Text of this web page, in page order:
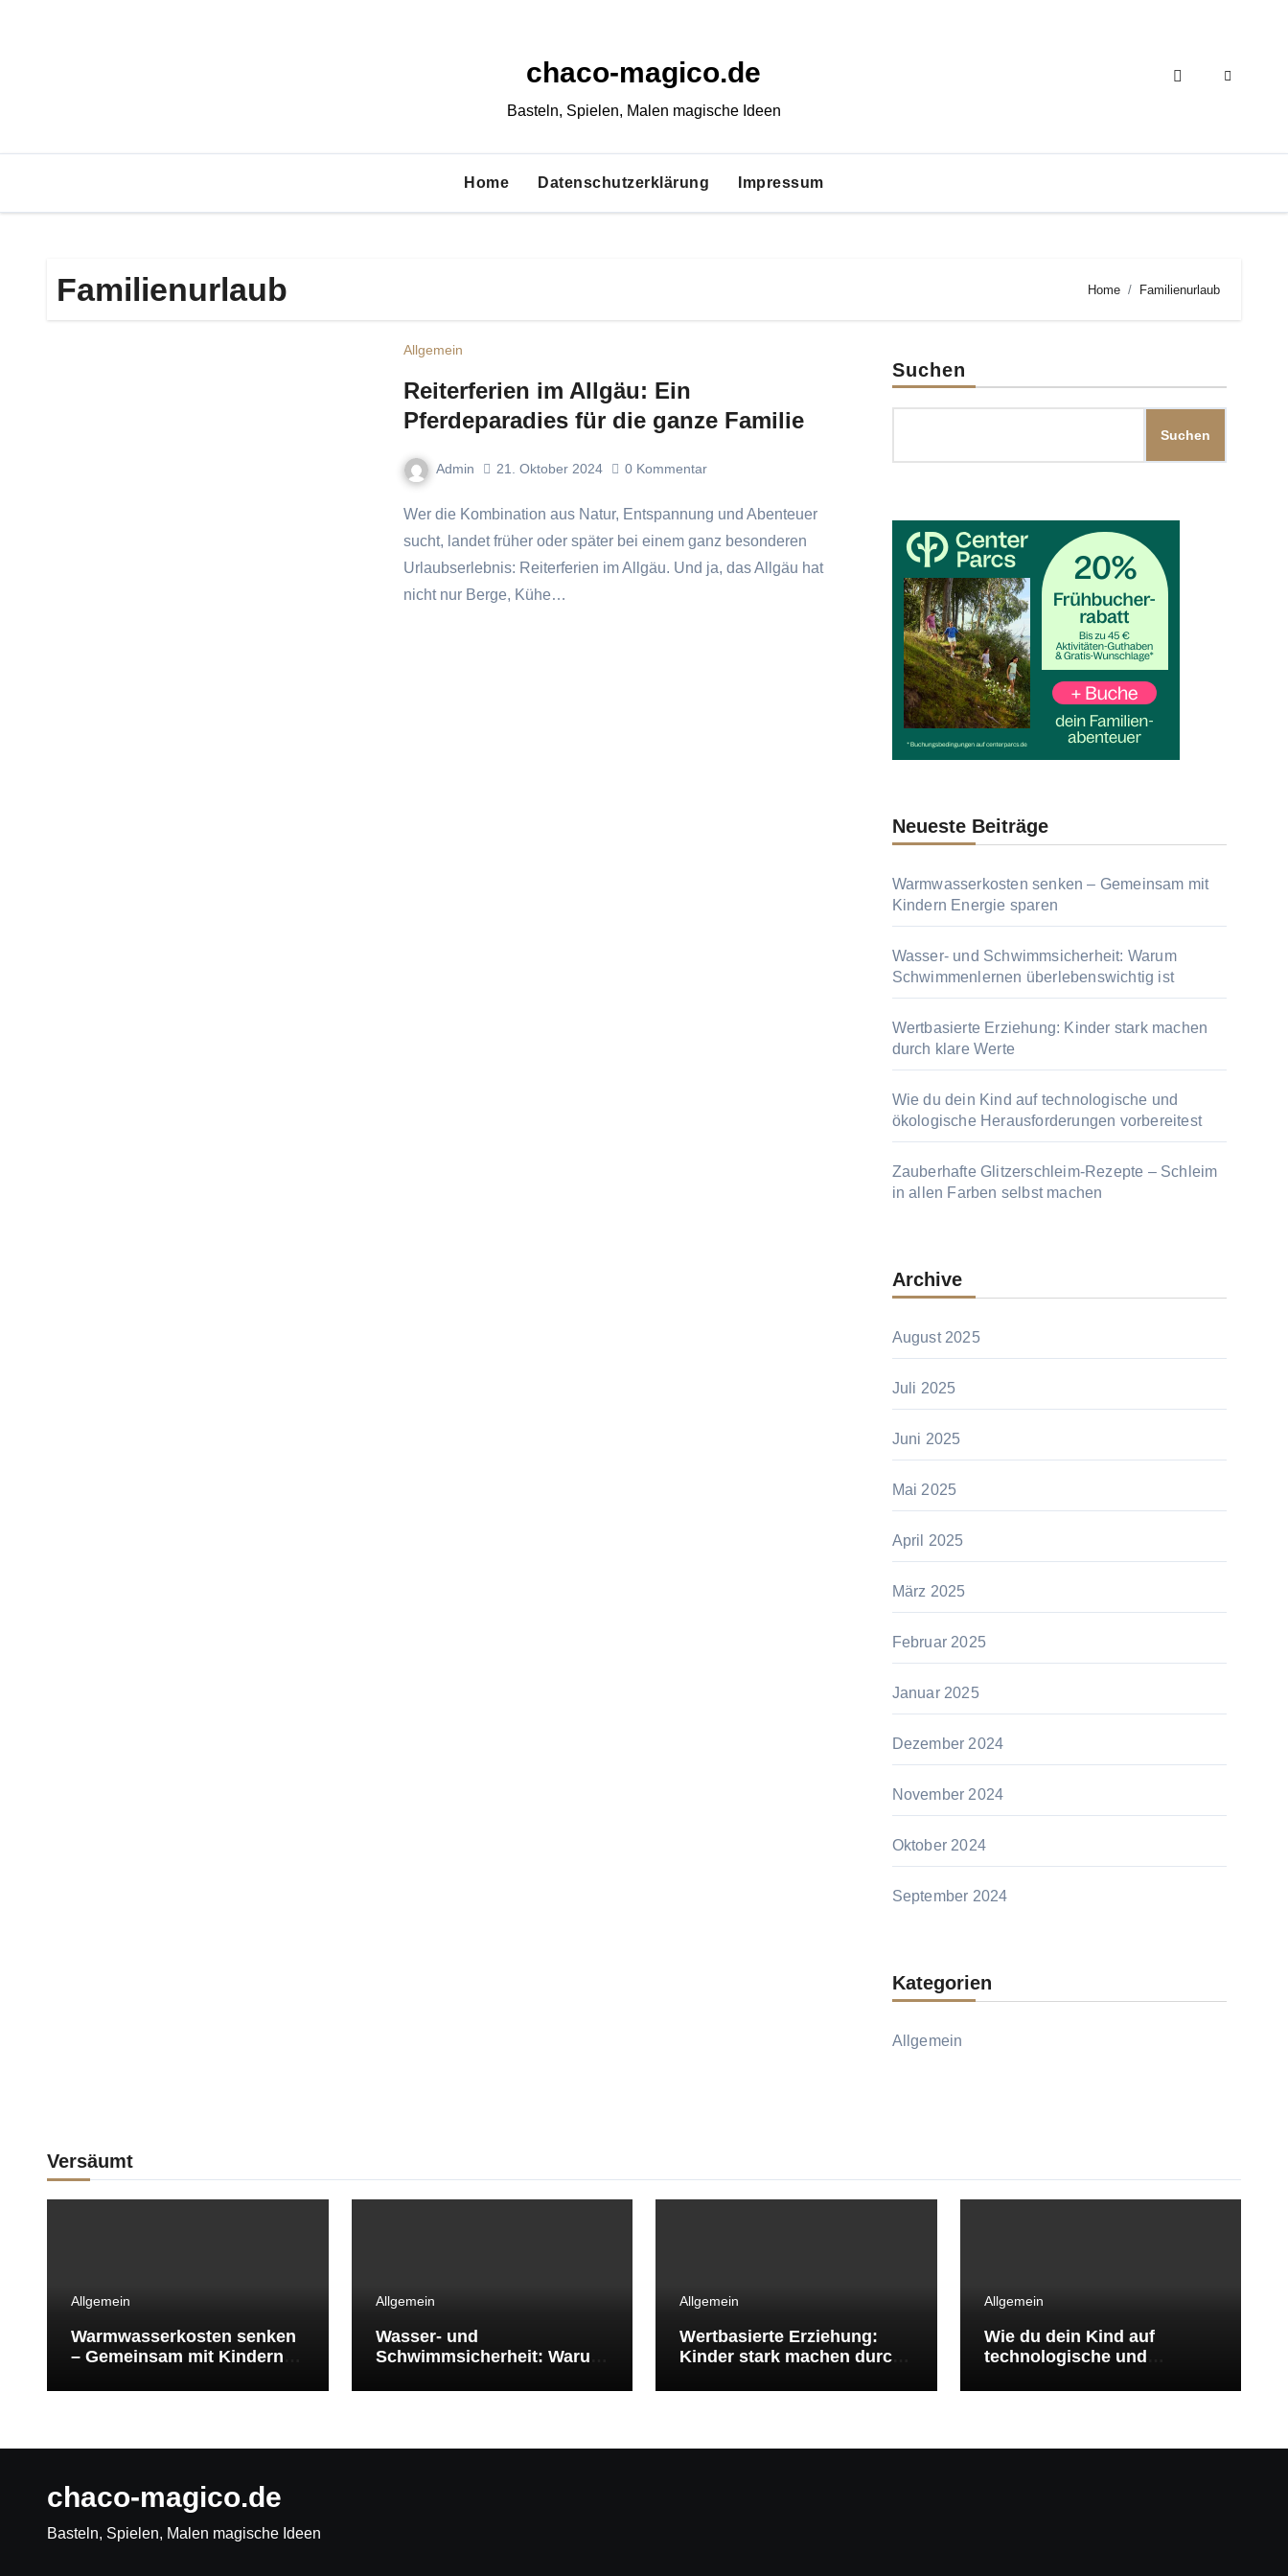
chaco-magico.de
Basteln, Spielen, Malen magische Ideen
Home Datenschutzerklärung Impressum
Familienurlaub Home Familienurlaub
Allgemein
Reiterferien im Allgäu: Ein
Pferdeparadies für die ganze Familie
Admin 21. Oktober 2024 0 Kommentar
Wer die Kombination aus Natur, Entspannung und Abenteuer
sucht, landet früher oder später bei einem ganz besonderen
Urlaubserlebnis: Reiterferien im Allgäu. Und ja, das Allgäu hat
nicht nur Berge, Kühe…
Suchen
Suchen
Neueste Beiträge
Warmwasserkosten senken – Gemeinsam mit
Kindern Energie sparen
Wasser- und Schwimmsicherheit: Warum
Schwimmenlernen überlebenswichtig ist
Wertbasierte Erziehung: Kinder stark machen
durch klare Werte
Wie du dein Kind auf technologische und
ökologische Herausforderungen vorbereitest
Zauberhafte Glitzerschleim-Rezepte – Schleim
in allen Farben selbst machen
Archive
August 2025
Juli 2025
Juni 2025
Mai 2025
April 2025
März 2025
Februar 2025
Januar 2025
Dezember 2024
November 2024
Oktober 2024
September 2024
Kategorien
Allgemein
Versäumt
Allgemein
Warmwasserkosten senken
– Gemeinsam mit Kindern
Allgemein
Wasser- und
Schwimmsicherheit: Warum
überlebenswichtig ist
Allgemein
Wertbasierte Erziehung:
Kinder stark machen durch
Allgemein
Wie du dein Kind auf
technologische und
Herausforderungen
chaco-magico.de
Basteln, Spielen, Malen magische Ideen